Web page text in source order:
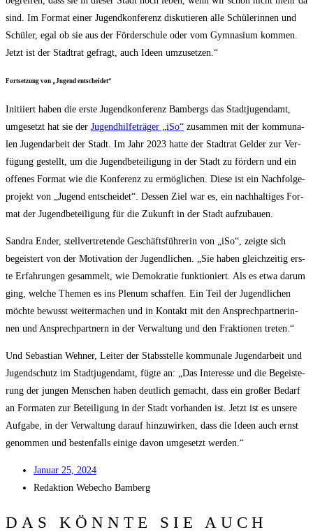
sind. Im For­mat einer Jugend­kon­fe­renz dis­ku­tie­ren alle Schü­le­rin­nen und
Schü­ler, egal ob sie aus der För­der­schu­le oder vom Gym­na­si­um kom­men.
Jetzt ist der Stadt­rat gefragt, auch Ideen umzusetzen.“
Fort­set­zung von „Jugend entscheidet“
Initi­iert haben die ers­te Jugend­kon­fe­renz Bam­bergs das Stadt­ju­gend­amt,
umge­setzt hat sie der Jugend­hil­fe­trä­ger „iSo“ zusam­men mit der kom­mu­na­
len Jugend­ar­beit der Stadt. Im Jahr 2023 hat­te der Stadt­rat Gel­der zur Ver­
fü­gung gestellt, um die Jugend­be­tei­li­gung in der Stadt zu för­dern und ein
offe­nes For­mat wie die Kon­fe­renz zu ermög­li­chen. Die­se ist ein Nach­fol­ge­
pro­jekt von „Jugend ent­schei­det“. Des­sen Ziel war es, ein nach­hal­ti­ges For­
mat der Jugend­be­tei­li­gung für die Zukunft in der Stadt aufzubauen.
San­dra Ender, stell­ver­tre­ten­de Geschäfts­füh­re­rin von „iSo“, zeig­te sich
begeis­tert von der Moti­va­ti­on der Jugend­li­chen. „Sie haben gleich­zei­tig ers­
te Erfah­run­gen gesam­melt, wie Demo­kra­tie funk­tio­niert. Als es etwa dar­um
ging, wel­che The­men es ins Ple­num schaf­fen. Ein Teil der Jugend­li­chen
möch­te bewusst wei­ter­ma­chen und in Kon­takt mit den Ansprech­part­ne­rin­
nen und Ansprech­part­nern in der Ver­wal­tung und den Frak­tio­nen treten.“
Und Sebas­ti­an Weh­ner, Lei­ter der Stabs­stel­le kom­mu­na­le Jugend­ar­beit und
Jugend­schutz im Stadt­ju­gend­amt, füg­te an: „Das Inter­es­se und die Begeis­te­
rung der jun­gen Men­schen haben deut­lich gemacht, dass ein gro­ßer Bedarf
an For­ma­ten zur Betei­li­gung in der Stadt vor­han­den ist. Jetzt ist es unse­re
Auf­ga­be, in der Ver­wal­tung dar­auf hin­zu­wir­ken, dass die Ideen auch ernst
genom­men und bes­ten­falls eini­ge davon umge­setzt werden.“
Janu­ar 25, 2024
Redak­ti­on Web­echo Bamberg
DAS KÖNNTE SIE AUCH